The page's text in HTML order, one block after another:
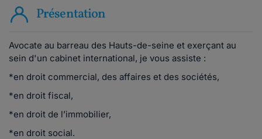
Présentation
Avocate au barreau des Hauts-de-seine et exerçant au
sein d'un cabinet international, je vous assiste :
*en droit commercial, des affaires et des sociétés,
*en droit fiscal,
*en droit de l’immobilier,
*en droit social.